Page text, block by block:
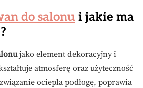
do salonu i jakie ma
jako element dekoracyjny i
atmosferę oraz użyteczność
ociepla podłogę, poprawia